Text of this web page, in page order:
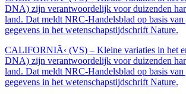
DNA) zijn verantwoordelijk voor duizenden
land. Dat meldt NRC-Handelsblad op basis van
gegevens in het wetenschapstijdschrift Nature.
CALIFORNIÃ‹ (VS) – Kleine variaties in het
DNA) zijn verantwoordelijk voor duizenden
land. Dat meldt NRC-Handelsblad op basis van
gegevens in het wetenschapstijdschrift Nature.